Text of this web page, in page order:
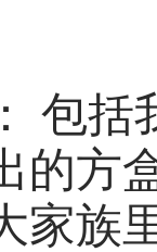
括
的方
家族